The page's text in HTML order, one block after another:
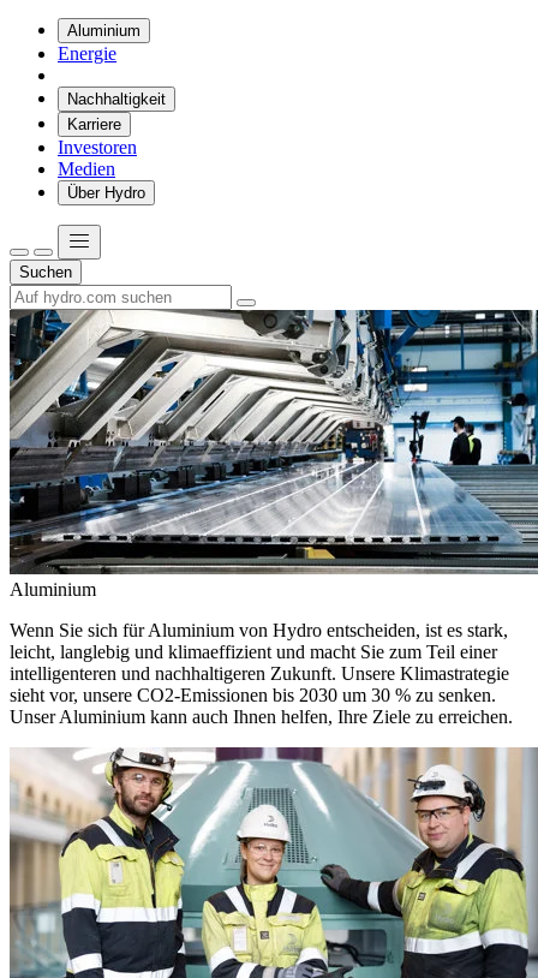
Aluminium
Energie
Nachhaltigkeit
Karriere
Investoren
Medien
Über Hydro
Suchen
Aluminium
Wenn Sie sich für Aluminium von Hydro entscheiden, ist es stark,
leicht, langlebig und klimaeffizient und macht Sie zum Teil einer
intelligenteren und nachhaltigeren Zukunft. Unsere Klimastrategie
sieht vor, unsere CO2-Emissionen bis 2030 um 30 % zu senken.
Unser Aluminium kann auch Ihnen helfen, Ihre Ziele zu erreichen.